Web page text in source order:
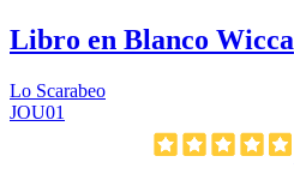
Libro en Blanco Wicca
Lo Scarabeo
JOU01